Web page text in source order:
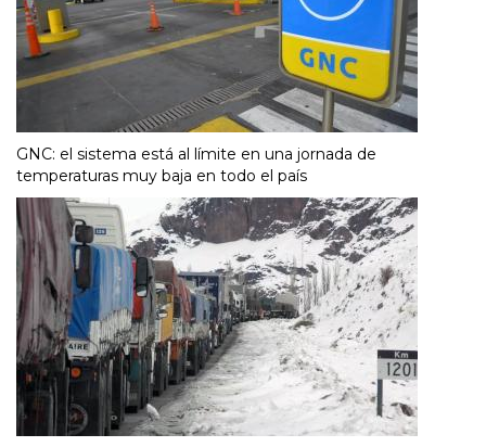
GNC: el sistema está al límite en una jornada de
temperaturas muy baja en todo el país